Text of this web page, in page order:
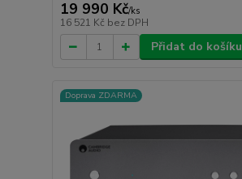
19 990 Kč/ks
16 521 Kč bez DPH
Přidat do košíku
Doprava ZDARMA